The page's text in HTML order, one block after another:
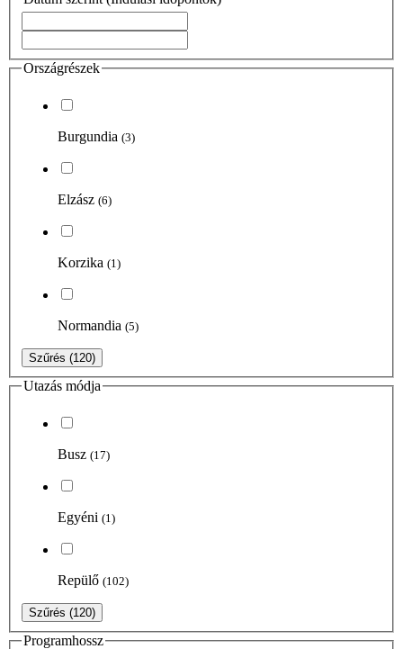
Országrészek
Burgundia (3)
Elzász (6)
Korzika (1)
Normandia (5)
Szűrés (120)
Utazás módja
Busz (17)
Egyéni (1)
Repülő (102)
Szűrés (120)
Programhossz